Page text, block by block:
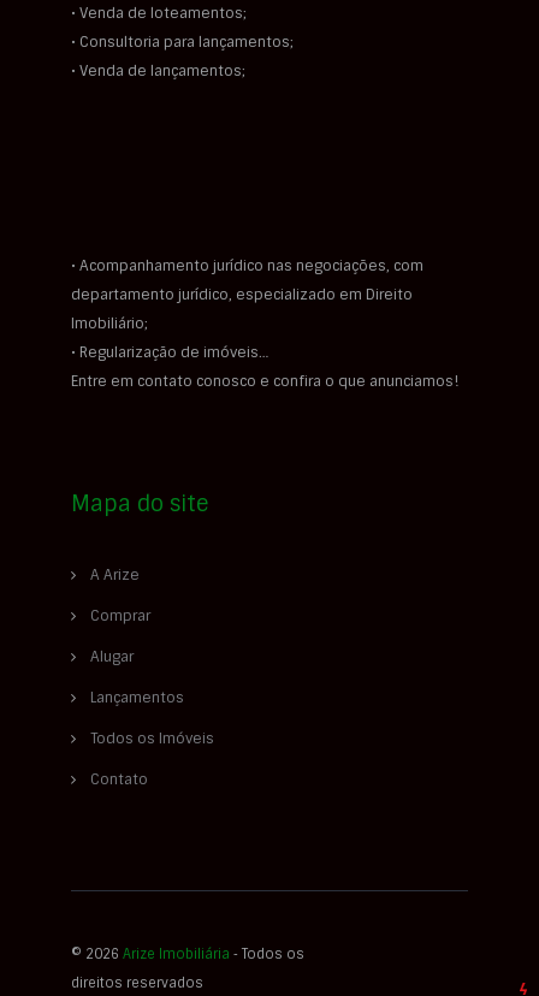
• Venda de loteamentos;
• Consultoria para lançamentos;
• Venda de lançamentos;
• Acompanhamento jurídico nas negociações, com
departamento jurídico, especializado em Direito
Imobiliário;
• Regularização de imóveis…
Entre em contato conosco e confira o que anunciamos!
Mapa do site
A Arize
Comprar
Alugar
Lançamentos
Todos os Imóveis
Contato
© 2026 Arize Imobiliária ‐ Todos os
direitos reservados